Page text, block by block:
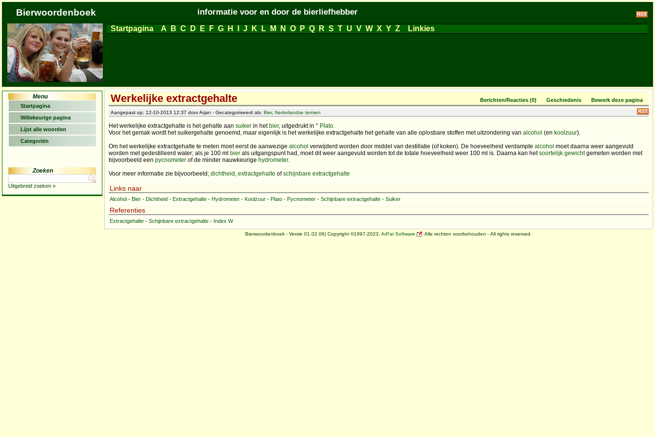
Bierwoordenboek informatie voor en door de bierliefhebber
Startpagina A B C D E F G H J K L M N O P Q R S T U V W X Y Z Linkies
Menu
Startpagina
Willekeurige pagina
Lijst alle woorden
Categoriën
Zoeken
Uitgebreid zoeken »
Berichten/Reacties (0) Geschiedenis Bewerk deze pagina
Werkelijke extractgehalte
Aangepast op: 12-10-2013 12:37 door Arjan - Gecategoriseerd als: Bier, Nederlandse termen
Het werkelijke extractgehalte is het gehalte aan suiker in het bier, uitgedrukt in ° Plato.
Voor het gemak wordt het suikergehalte genoemd, maar eigenlijk is het werkelijke extractgehalte het gehalte van alle oplosbare stoffen met uitzondering van alcohol (en koolzuur).
Om het werkelijke extractgehalte te meten moet eerst de aanwezige alcohol verwijderd worden door middel van destillatie (of koken). De hoeveelheid verdampte alcohol moet daarna weer aangevuld
worden met gedestilleerd water; als je 100 ml bier als uitgangspunt had, moet dit weer aangevuld worden tot de totale hoeveelheid weer 100 ml is. Daarna kan hetsoortelijk gewichtgemeten worden met
bijvoorbeeld een pycnometer of de minder nauwkeurige hydrometer.
Voor meer informatie zie bijvoorbeeld; dichtheid , extractgehalte ofschijnbare extractgehalte
Links naar
Alcohol - Bier - Dichtheid - Extractgehalte - Hydrometer - Koolzuur - Plato - Pycnometer - Schijnbare extractgehalte - Suiker
Referenties
Extractgehalte - Schijnbare extractgehalte - Index W
Bierwoordenboek - Versie 01.02.06) Copyright ©1997-2023, ArPat Software . Alle rechten voorbehouden - All rights reserved.